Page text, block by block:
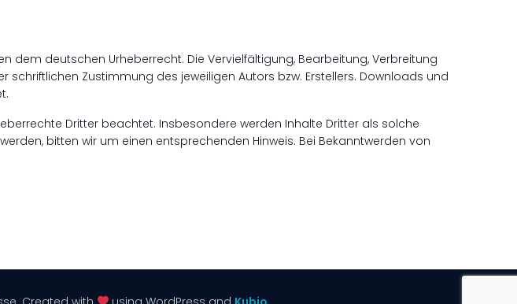
dem deutschen Urheberrecht. Die Vervielfältigung, Bearbeitung, Verbreitung
Zustimmung des jeweiligen Autors bzw. Erstellers. Downloads und
Dritter beachtet. Insbesondere werden Inhalte Dritter als solche
bitten wir um einen entsprechenden Hinweis. Bei Bekanntwerden von